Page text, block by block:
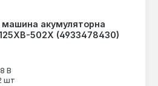
машина акумуляторна
502X (4933478430)
В
шт